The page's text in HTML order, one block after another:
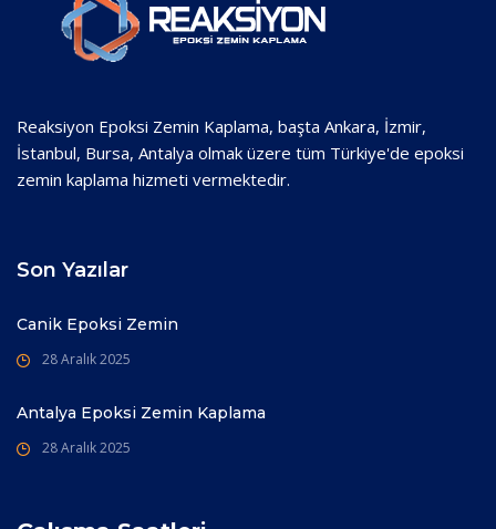
Reaksiyon Epoksi Zemin Kaplama, başta Ankara, İzmir,
İstanbul, Bursa, Antalya olmak üzere tüm Türkiye'de epoksi
zemin kaplama hizmeti vermektedir.
Son Yazılar
Canik Epoksi Zemin
28 Aralık 2025
Antalya Epoksi Zemin Kaplama
28 Aralık 2025